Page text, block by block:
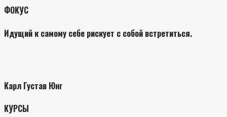
ФОКУС
Идущий к самому себе рискует с собой встретиться.
Карл Густав Юнг
КУРСЫ